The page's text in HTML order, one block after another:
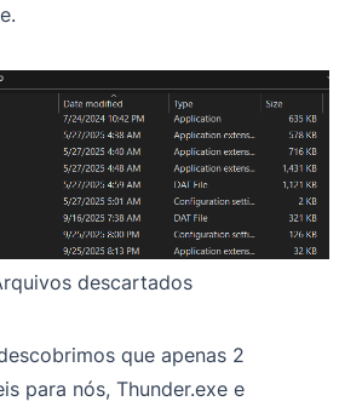
descartados
que apenas 2
para nós, Thunder.exe e